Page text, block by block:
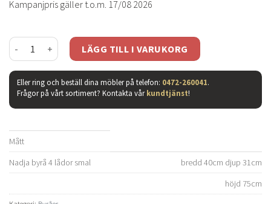
Kampanjpris gäller t.o.m. 17/08 2026
Nadja byrå vitlack/ ek 4 lådor smal mängd
LÄGG TILL I VARUKORG
Eller ring och beställ dina möbler på telefon: 0472-260041.
Frågor på vårt sortiment? Kontakta vårkundtjänst!
Mått
Nadja byrå 4 lådor smal
bredd 40cm djup 31cm
höjd 75cm